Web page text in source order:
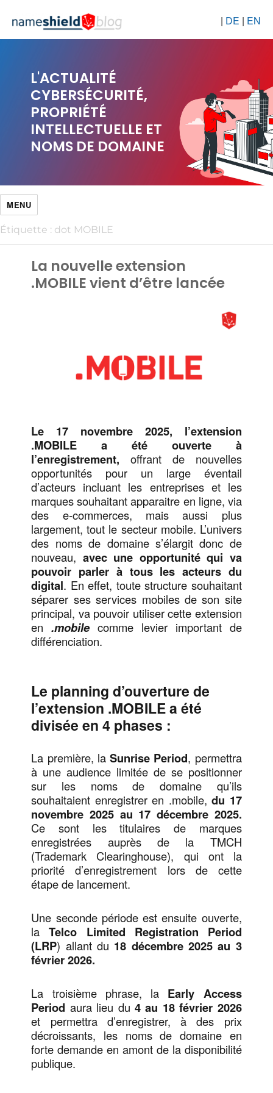
| DE | EN
L'ACTUALITÉ
CYBERSÉCURITÉ,
PROPRIÉTÉ
INTELLECTUELLE ET
NOMS DE DOMAINE
MENU
Étiquette : dot MOBILE
La nouvelle extension
.MOBILE vient d’être lancée
Le 17 novembre 2025, l’extension
.MOBILE a été ouverte à
l’enregistrement,offrant de nouvelles
opportunités pour un large éventail
d’acteurs incluant les entreprises et les
marques souhaitant apparaitre en ligne, via
des e-commerces, mais aussi plus
largement, tout le secteur mobile. L’univers
des noms de domaine s’élargit donc de
nouveau, avec une opportunité qui va
pouvoir parler à tous les acteurs du
digital. En effet, toute structure souhaitant
séparer ses services mobiles de son site
principal, va pouvoir utiliser cette extension
en.mobile comme levier important de
différenciation.
Le planning d’ouverture de
l’extension .MOBILE a été
divisée en 4 phases :
La première, laSunrise Period, permettra
à une audience limitée de se positionner
sur les noms de domaine qu’ils
souhaitaient enregistrer en .mobile,du 17
novembre 2025 au 17 décembre 2025.
Ce sont les titulaires de marques
enregistrées auprès de la TMCH
(Trademark Clearinghouse), qui ont la
priorité d’enregistrement lors de cette
étape de lancement.
Une seconde période est ensuite ouverte,
laTelco Limited Registration Period
(LRP) allant du 18 décembre 2025 au 3
février 2026.
La troisième phrase, la Early Access
Period aura lieu du 4 au 18 février 2026
et permettra d’enregistrer, à des prix
décroissants, les noms de domaine en
forte demande en amont de la disponibilité
publique.